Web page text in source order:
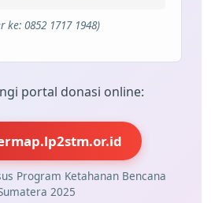
0852 1717 1948)
portal donasi online:
Program Ketahanan Bencana
2025